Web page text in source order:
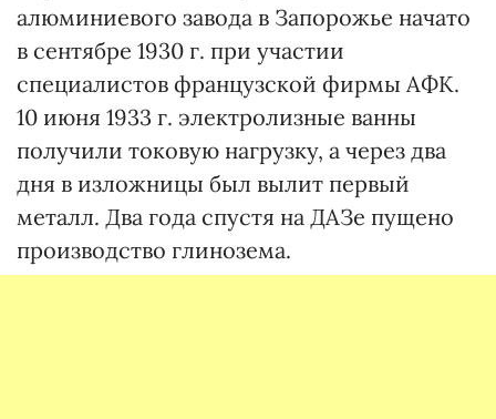
алюминиевого завода в Запорожье начато
в сентябре 1930 г. при участии
специалистов французской фирмы АФК.
10 июня 1933 г. электролизные ванны
получили токовую нагрузку, а через два
дня в изложницы был вылит первый
металл. Два года спустя на ДАЗе пущено
производство глинозема.